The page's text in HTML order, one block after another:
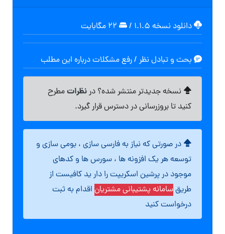
دانلود نسخه ۱.۱.۵ /
بحث و تبادل نظر / رفع مشکلات درباره این مطلب
نسخه جدیدتر منتشر شده؟ درنظراتمطرح
کنید تا بروزرسانی در دسترس قرار گیرد.
در صورتی که نیاز به فارسی سازی ، بومی سازی و
توسعه هر یک افزونه ها ، سورس ها و کدهای
موجود در پرشین اسکریپت را دار ید کافیست از
طریقسامانه پشتیبانی مشتریان اقدام به ثبت
درخواست کنید